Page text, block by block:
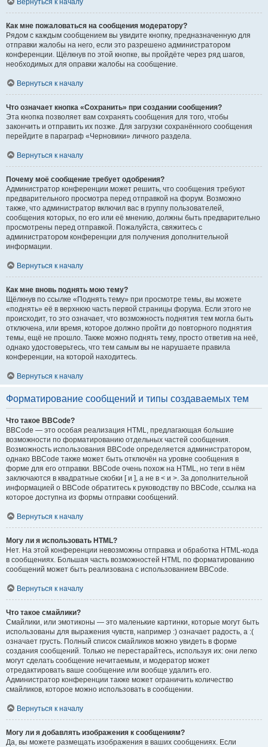
Вернуться к началу
Как мне пожаловаться на сообщения модератору?
Рядом с каждым сообщением вы увидите кнопку, предназначенную для
отправки жалобы на него, если это разрешено администратором
конференции. Щёлкнув по этой кнопке, вы пройдёте через ряд шагов,
необходимых для оправки жалобы на сообщение.
Вернуться к началу
Что означает кнопка «Сохранить» при создании сообщения?
Эта кнопка позволяет вам сохранять сообщения для того, чтобы
закончить и отправить их позже. Для загрузки сохранённого сообщения
перейдите в параграф «Черновики» личного раздела.
Вернуться к началу
Почему моё сообщение требует одобрения?
Администратор конференции может решить, что сообщения требуют
предварительного просмотра перед отправкой на форум. Возможно
также, что администратор включил вас в группу пользователей,
сообщения которых, по его или её мнению, должны быть предварительно
просмотрены перед отправкой. Пожалуйста, свяжитесь с
администратором конференции для получения дополнительной
информации.
Вернуться к началу
Как мне вновь поднять мою тему?
Щёлкнув по ссылке «Поднять тему» при просмотре темы, вы можете
«поднять» её в верхнюю часть первой страницы форума. Если этого не
происходит, то это означает, что возможность поднятия тем могла быть
отключена, или время, которое должно пройти до повторного поднятия
темы, ещё не прошло. Также можно поднять тему, просто ответив на неё,
однако удостоверьтесь, что тем самым вы не нарушаете правила
конференции, на которой находитесь.
Вернуться к началу
Форматирование сообщений и типы создаваемых тем
Что такое BBCode?
BBCode — это особая реализация HTML, предлагающая большие
возможности по форматированию отдельных частей сообщения.
Возможность использования BBCode определяется администратором,
однако BBCode также может быть отключён на уровне сообщения в
форме для его отправки. BBCode очень похож на HTML, но теги в нём
заключаются в квадратные скобки [ и ], а не в < и >. За дополнительной
информацией о BBCode обратитесь к руководству по BBCode, ссылка на
которое доступна из формы отправки сообщений.
Вернуться к началу
Могу ли я использовать HTML?
Нет. На этой конференции невозможны отправка и обработка HTML-кода
в сообщениях. Большая часть возможностей HTML по форматированию
сообщений может быть реализована с использованием BBCode.
Вернуться к началу
Что такое смайлики?
Смайлики, или эмотиконы — это маленькие картинки, которые могут быть
использованы для выражения чувств, например :) означает радость, а :(
означает грусть. Полный список смайликов можно увидеть в форме
создания сообщений. Только не перестарайтесь, используя их: они легко
могут сделать сообщение нечитаемым, и модератор может
отредактировать ваше сообщение или вообще удалить его.
Администратор конференции также может ограничить количество
смайликов, которое можно использовать в сообщении.
Вернуться к началу
Могу ли я добавлять изображения к сообщениям?
Да, вы можете размещать изображения в ваших сообщениях. Если